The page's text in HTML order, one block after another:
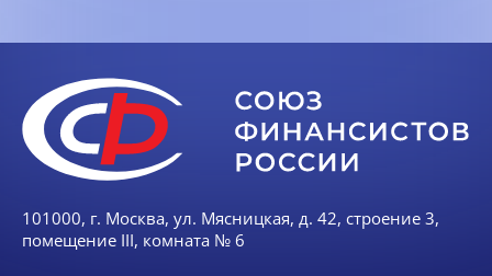
101000, г. Москва, ул. Мясницкая, д. 42, строение 3,
помещение III, комната № 6